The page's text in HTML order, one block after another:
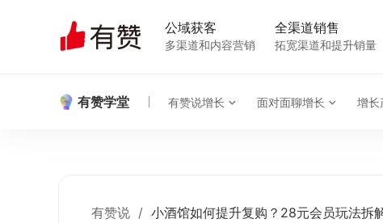
公域获客
多渠道和内容营销
全渠道销售
拓宽渠道和提升销量
有赞学堂 有赞说增长 面对面聊增长 增长
有赞说 / 小酒馆如何提升复购？28元会员玩法拆